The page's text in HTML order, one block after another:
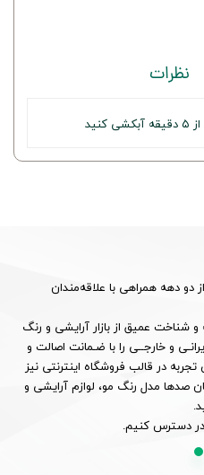
نظرات
دو دهه همراهی با علاقه‌مندان
گالری با تکیه بر تجربه ۲۰ ساله و شناخت عمیق از بازار آرایشی و رنگ
و خارجــی را با ضـمانت اصالت و
در قالب فروشگاه اینترنتی نیز
صدها مدل رنگ مو، لوازم آرایشی و
در دسترس کنیم.